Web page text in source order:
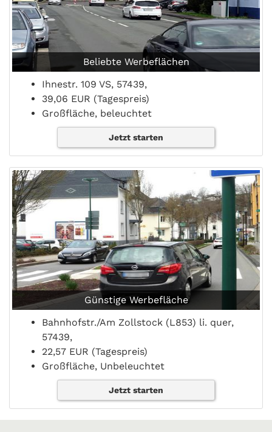
Beliebte Werbeflächen
Ihnestr. 109 VS, 57439,
39,06 EUR (Tagespreis)
Großfläche, beleuchtet
Jetzt starten
Günstige Werbefläche
Bahnhofstr./Am Zollstock (L853) li. quer,
57439,
22,57 EUR (Tagespreis)
Großfläche, Unbeleuchtet
Jetzt starten